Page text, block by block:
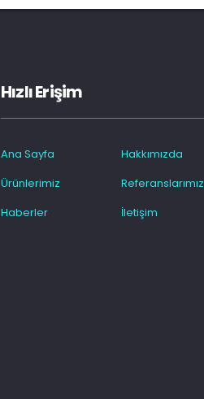
Hızlı Erişim
Ana Sayfa
Hakkımızda
Ürünlerimiz
Referanslarımız
Haberler
İletişim